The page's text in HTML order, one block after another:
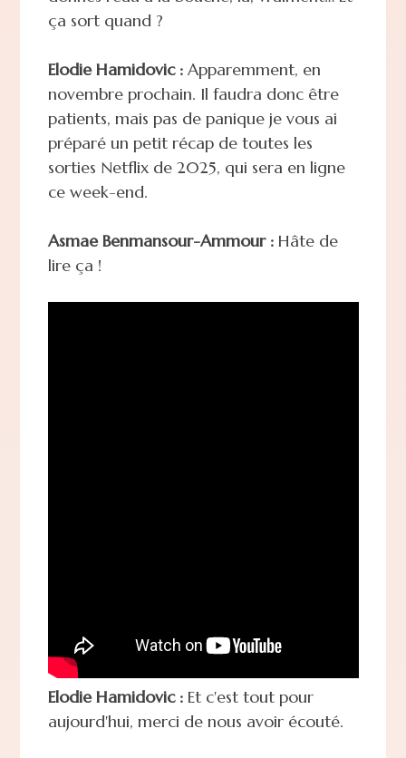
ça sort quand ?
Elodie Hamidovic :Apparemment, en
novembre prochain. Il faudra donc être
patients, mais pas de panique je vous ai
préparé un petit récap de toutes les
sorties Netflix de 2025, qui sera en ligne
ce week-end.
Asmae Benmansour-Ammour :Hâte de
lire ça !
Elodie Hamidovic :Et c'est tout pour
aujourd'hui, merci de nous avoir écouté.